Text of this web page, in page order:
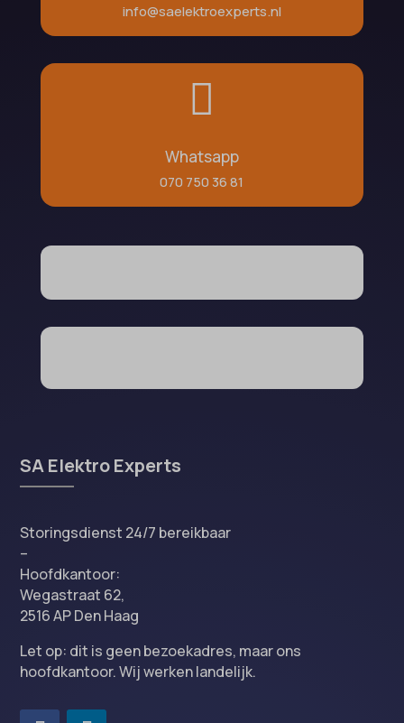
info@saelektroexperts.nl

Whatsapp
070 750 36 81
SA Elektro Experts
Storingsdienst 24/7 bereikbaar
–
Hoofdkantoor:
Wegastraat 62,
2516 AP Den Haag
Let op: dit is geen bezoekadres, maar ons
hoofdkantoor. Wij werken landelijk.